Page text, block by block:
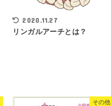
2020.11.27
リンガルアーチとは？
その他